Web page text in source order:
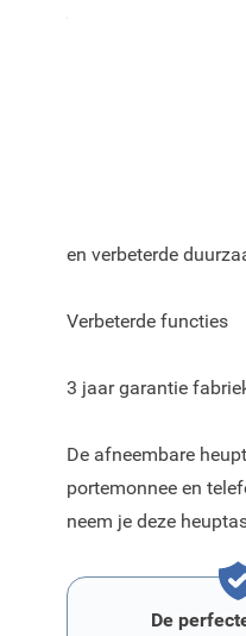
en verbeterde
Verbeterde functies
3 jaar garantie
De afneembare
portemonnee en
neem je deze
De